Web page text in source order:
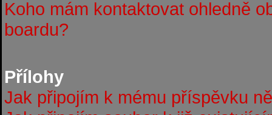
Koho mám kontaktovat ohledně
boardu?
Přílohy
Jak připojím k mému příspěvku